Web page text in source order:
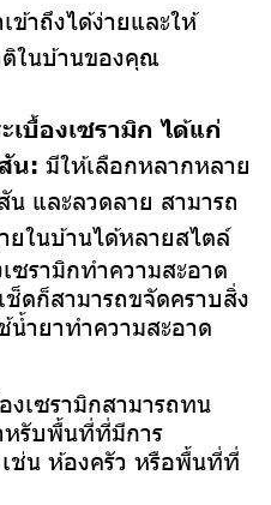
ข้าถึงได้ง่ายและให้
ติในบ้านของคุณ
บื้องเซรามิก ได้แก่
น: มีให้เลือกหลากหลาย
และลวดลาย สามารถ
ยในบ้านได้หลายสไตล์
เซรามิกทำความสะอาด
ดก็สามารถขจัดคราบสิ่ง
น้ำยาทำความสะอาด
งเซรามิกสามารถทน
หรับพื้นที่ที่มีการ
ช่น ห้องครัว หรือพื้นที่ที่